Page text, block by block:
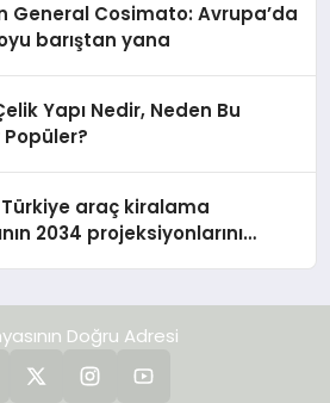
General Cosimato: Avrupa’da
barıştan yana
Yapı Nedir, Neden Bu
Türkiye araç kiralama
2034 projeksiyonlarını
Doğru Adresi